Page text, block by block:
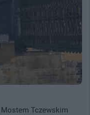
Tczewskim